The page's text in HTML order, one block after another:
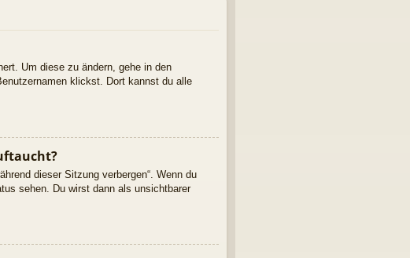
Um diese zu ändern, gehe in den
klickst. Dort kannst du alle
dieser Sitzung verbergen“. Wenn du
sehen. Du wirst dann als unsichtbarer